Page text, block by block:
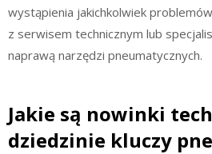
wystąpienia jakichkolwiek
z serwisem technicznym lub
naprawą narzędzi pneumatycznych.
Jakie są nowinki
dziedzinie kluczy